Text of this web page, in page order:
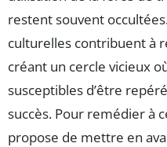
restent souvent
culturelles contribuent à
créant un cercle vicieux
susceptibles d’être
succès. Pour remédier à
propose de mettre en